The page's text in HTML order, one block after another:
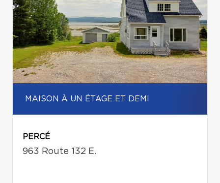
MAISON À UN ÉTAGE ET DEMI
PERCÉ
963 Route 132 E.